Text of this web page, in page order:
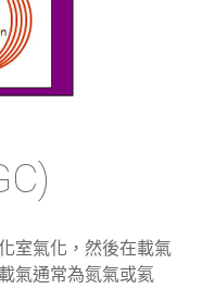
室氣化，然後在載氣
氣通常為氮氣或氦